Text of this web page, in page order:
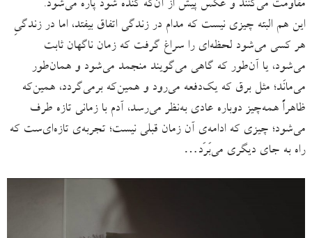
مقاومت می‌کنند و عکس پیش از آن‌که کَنده شود پاره می‌شود.
این هم البته چیزی نیست که مدام در زندگی اتفاق بیفتد، اما در زندگیِ
هر کسی می‌شود لحظه‌ای را سراغ گرفت که زمان ناگهان ثابت
می‌شود، یا آن‌طور که گاهی می‌گویند منجمد می‌شود و همان‌طور
می‌مانَد؛ مثل برق که یک‌دفعه می‌رود و همین‌که برمی‌گردد، همین‌که
ظاهراً همه‌چیز دوباره عادی به‌نظر می‌رسد، آدم با زمانی تازه طرف
می‌شود؛ چیزی که ادامه‌ی آن زمان قبلی نیست؛ تجربه‌ی تازه‌ای‌ست که
راه به جای دیگری می‌بَرَد…